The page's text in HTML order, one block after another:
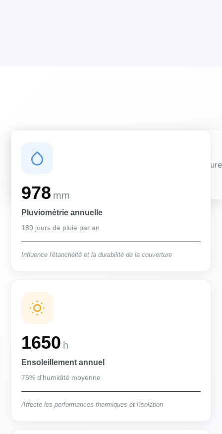
Des conditions qui influencent vos travaux de couverture
978 mm
Pluviométrie annuelle
189 jours de pluie par an
Influence l'étanchéité et la durabilité de la couverture
1650 h
Ensoleillement annuel
75% d'humidité moyenne
Affecte les performances thermiques et l'isolation